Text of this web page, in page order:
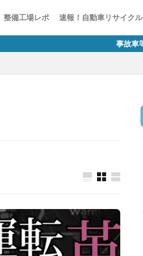
整備工場レポ 速報！自動車リサイクル
事故車等の排除業務に係る